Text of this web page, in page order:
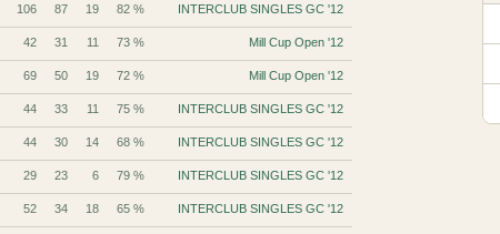
106 87 19 82 % INTERCLUB SINGLES GC '12
42 31 11 73 % Mill Cup Open '12
69 50 19 72 % Mill Cup Open '12
44 33 11 75 % INTERCLUB SINGLES GC '12
44 30 14 68 % INTERCLUB SINGLES GC '12
29 23 6 79 % INTERCLUB SINGLES GC '12
52 34 18 65 % INTERCLUB SINGLES GC '12